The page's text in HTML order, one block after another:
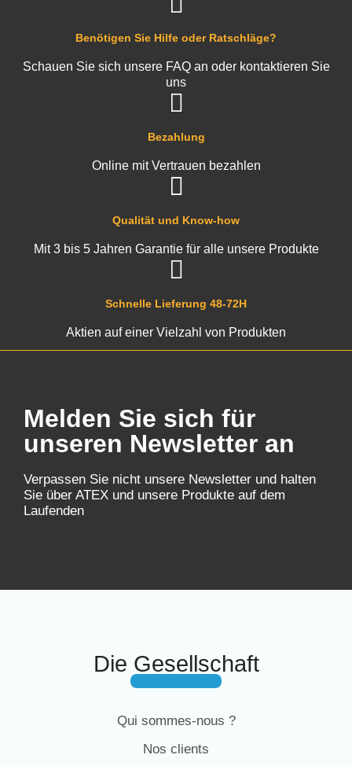
Schnelle Lieferung 48-72H
Aktien auf einer Vielzahl von Produkten
Qualität und Know-how
Mit 3 bis 5 Jahren Garantie für alle unsere Produkte
Bezahlung
Online mit Vertrauen bezahlen
Benötigen Sie Hilfe oder Ratschläge?
Schauen Sie sich unsere FAQ an oder kontaktieren Sie
uns
Melden Sie sich für
unseren Newsletter an
Verpassen Sie nicht unsere Newsletter und halten
Sie über ATEX und unsere Produkte auf dem
Laufenden
Die Gesellschaft
Qui sommes-nous ?
Nos clients